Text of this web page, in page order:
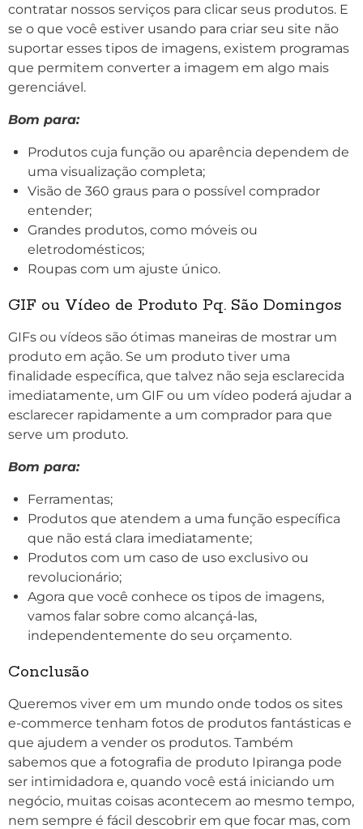
contratar nossos serviços para clicar seus produtos. E
se o que você estiver usando para criar seu site não
suportar esses tipos de imagens, existem programas
que permitem converter a imagem em algo mais
gerenciável.
Bom para:
Produtos cuja função ou aparência dependem de
uma visualização completa;
Visão de 360 ​​graus para o possível comprador
entender;
Grandes produtos, como móveis ou
eletrodomésticos;
Roupas com um ajuste único.
GIF ou Vídeo de Produto Pq. São Domingos
GIFs ou vídeos são ótimas maneiras de mostrar um
produto em ação. Se um produto tiver uma
finalidade específica, que talvez não seja esclarecida
imediatamente, um GIF ou um vídeo poderá ajudar a
esclarecer rapidamente a um comprador para que
serve um produto.
Bom para:
Ferramentas;
Produtos que atendem a uma função específica
que não está clara imediatamente;
Produtos com um caso de uso exclusivo ou
revolucionário;
Agora que você conhece os tipos de imagens,
vamos falar sobre como alcançá-las,
independentemente do seu orçamento.
Conclusão
Queremos viver em um mundo onde todos os sites
e-commerce tenham fotos de produtos fantásticas e
que ajudem a vender os produtos. Também
sabemos que a fotografia de produto Ipiranga pode
ser intimidadora e, quando você está iniciando um
negócio, muitas coisas acontecem ao mesmo tempo,
nem sempre é fácil descobrir em que focar mas, com